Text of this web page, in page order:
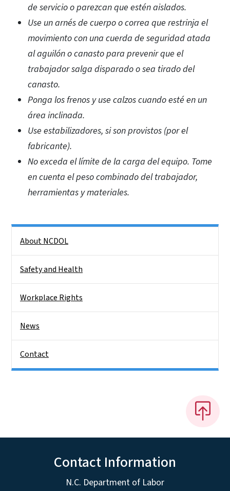
de servicio o parezcan que estén aislados.
Use un arnés de cuerpo o correa que restrinja el
movimiento con una cuerda de seguridad atada
al aguilón o canasto para prevenir que el
trabajador salga disparado o sea tirado del
canasto.
Ponga los frenos y use calzos cuando esté en un
área inclinada.
Use estabilizadores, si son provistos (por el
fabricante).
No exceda el límite de la carga del equipo. Tome
en cuenta el peso combinado del trabajador,
herramientas y materiales.
About NCDOL
Safety and Health
Workplace Rights
News
Contact
Contact Information
N.C. Department of Labor